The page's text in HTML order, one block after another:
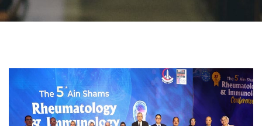
تواصل معنا
هيئة التدريس
الدراسات العليا